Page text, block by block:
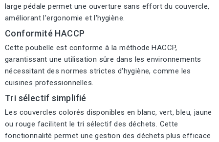
large pédale permet une ouverture sans effort du couvercle,
améliorant l'ergonomie et l'hygiène.
Conformité HACCP
Cette poubelle est conforme à la méthode HACCP,
garantissant une utilisation sûre dans les environnements
nécessitant des normes strictes d'hygiène, comme les
cuisines professionnelles.
Tri sélectif simplifié
Les couvercles colorés disponibles en blanc, vert, bleu, jaune
ou rouge facilitent le tri sélectif des déchets. Cette
fonctionnalité permet une gestion des déchets plus efficace